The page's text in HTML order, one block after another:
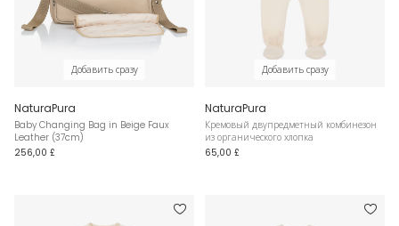
Добавить сразу
NaturaPura
Baby Changing Bag in Beige Faux
Leather (37cm)
256,00 £
Добавить сразу
NaturaPura
Кремовый двупредметный комбинезон
из органического хлопка
65,00 £